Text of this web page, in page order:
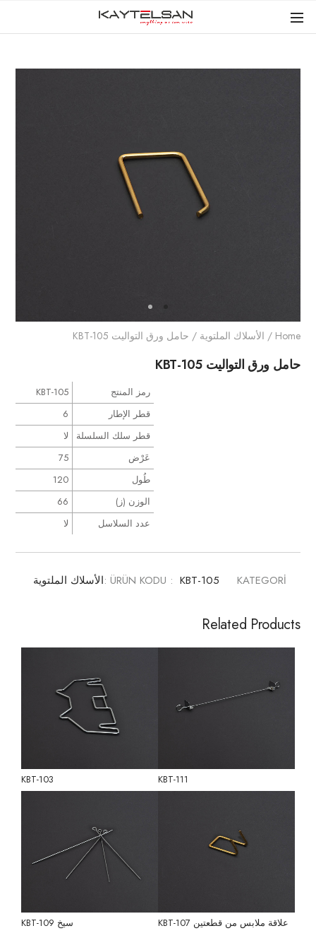
Home
/ الأسلاك الملتوية / حامل ورق التواليت KBT-105
حامل ورق التواليت KBT-105
رمز المنتج
KBT-105
قطر الإطار
6
قطر سلك السلسلة
لا
عَرْض
75
طُول
120
الوزن (ز)
66
عدد السلاسل
لا
ÜRÜN KODU : KBT-105 KATEGORİ : الأسلاك الملتوية
Related Products
KBT-111
KBT-103
علاقة ملابس من قطعتين KBT-107 سيخ KBT-109